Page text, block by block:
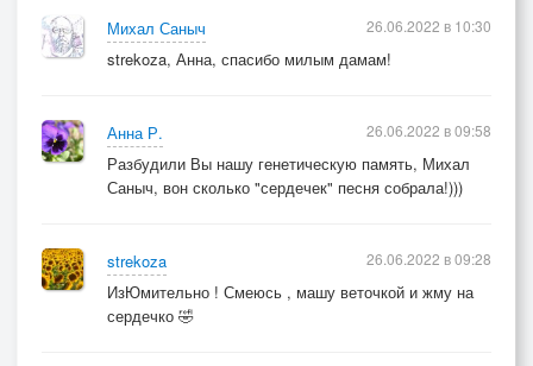
Михал Саныч
strekoza, Анна, спасибо милым дамам!
26.06.2022 в 10:30
Анна Р.
Разбудили Вы нашу генетическую память, Михал
Саныч, вон сколько "сердечек" песня собрала!)))
26.06.2022 в 09:58
strekoza
ИзЮмительно ! Смеюсь , машу веточкой и жму на
сердечко 🤣
26.06.2022 в 09:28